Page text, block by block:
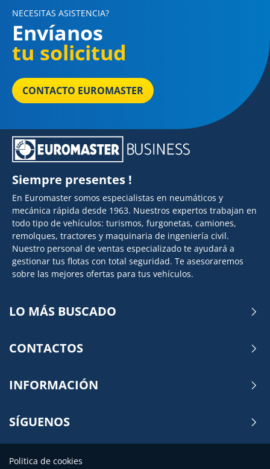
NECESITAS ASISTENCIA?
Envíanos
tu solicitud
CONTACTO EUROMASTER
Siempre presentes !
En Euromaster somos especialistas en neumáticos y
mecánica rápida desde 1963. Nuestros expertos trabajan en
todo tipo de vehículos: turismos, furgonetas, camiones,
remolques, tractores y maquinaria de ingeniería civil.
Nuestro personal de ventas especializado te ayudará a
gestionar tus flotas con total seguridad. Te asesoraremos
sobre las mejores ofertas para tus vehículos.
LO MÁS BUSCADO
CONTACTOS
INFORMACIÓN
SÍGUENOS
Politica de cookies